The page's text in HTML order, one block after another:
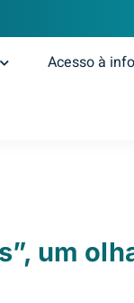
Acesso à
um